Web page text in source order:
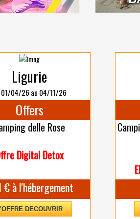
Ligurie
01/04/26 au 04/11/26
Offers
delle Rose
Digital Detox
€ à l'hébergement
DECOUVRIR